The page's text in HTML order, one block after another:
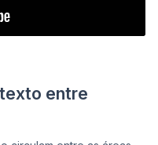
entre